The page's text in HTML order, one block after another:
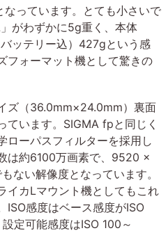
っています。とても小さいで
がわずかに5g重く、本体
ッテリー込）427gという感
フォーマット機として驚きの
ズ（36.0mm×24.0mm）裏面
ています。SIGMA fpと同じく
ローパスフィルターを採用し
は約6100万画素で、9520 ×
ない解像度となっています。
イカLマウント機としてもこれ
ISO感度はベース感度がISO
定可能感度はISO 100～